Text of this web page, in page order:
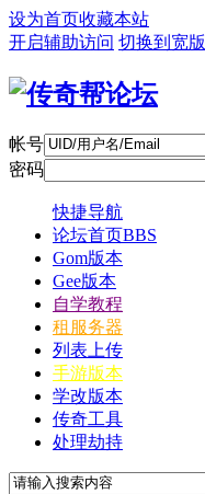
设为首页收藏本站
开启辅助访问 切换到宽版
帐号
密码
快捷导航
论坛首页BBS
Gom版本
Gee版本
自学教程
租服务器
列表上传
手游版本
学改版本
传奇工具
处理劫持